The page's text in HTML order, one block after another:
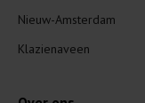
Nieuw-Amsterdam
Klazienaveen